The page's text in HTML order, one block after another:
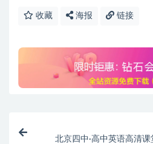
收藏 海报 链接
北京四中·高中英语高清